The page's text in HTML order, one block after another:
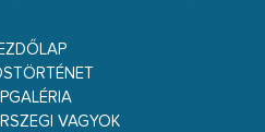
VAGYOK